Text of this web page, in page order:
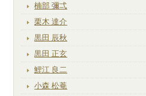
楠部 彌弌
栗木 達介
黒田 辰秋
黒田 正玄
鯉江 良二
小森 松菴